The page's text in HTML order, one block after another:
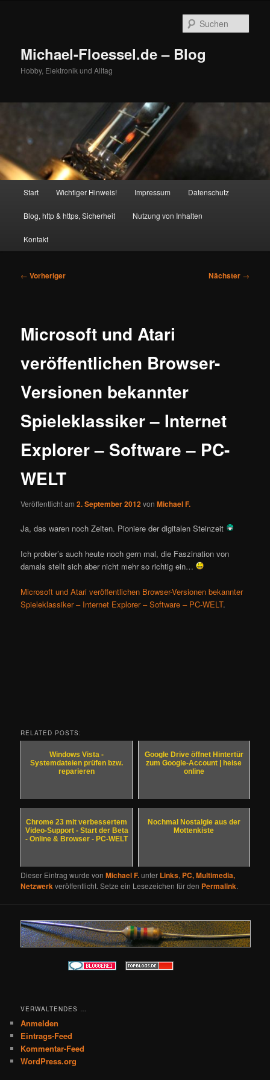
Michael-Floessel.de – Blog
Hobby, Elektronik und Alltag
Start Wichtiger Hinweis! Impressum Datenschutz
Blog, http & https, Sicherheit Nutzung von Inhalten
Kontakt
Beitragsnavigation
← Vorheriger Nächster →
Microsoft und Atari
veröffentlichen Browser-
Versionen bekannter
Spieleklassiker – Internet
Explorer – Software – PC-
WELT
Veröffentlicht am2. September 2012vonMichael F.
Ja, das waren noch Zeiten. Pioniere der digitalen Steinzeit
Ich probier’s auch heute noch gern mal, die Faszination von
damals stellt sich aber nicht mehr so richtig ein…
Microsoft und Atari veröffentlichen Browser-Versionen bekannter
Spieleklassiker – Internet Explorer – Software – PC-WELT.
RELATED POSTS:
Windows Vista -
Systemdateien prüfen bzw.
reparieren
Google Drive öffnet Hintertür
zum Google-Account | heise
online
Chrome 23 mit verbessertem
Video-Support - Start der Beta
- Online & Browser - PC-WELT
Nochmal Nostalgie aus der
Mottenkiste
Dieser Eintrag wurde vonMichael F.unter Links, PC, Multimedia,
Netzwerkveröffentlicht. Setze ein Lesezeichen für den Permalink.
VERWALTENDES …
Anmelden
Eintrags-Feed
Kommentar-Feed
WordPress.org